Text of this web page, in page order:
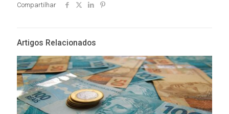
Compartilhar
Artigos Relacionados